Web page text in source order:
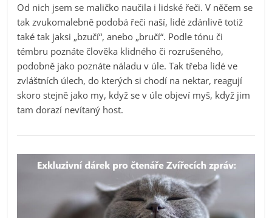
Od nich jsem se maličko naučila i lidské řeči. V něčem se
tak zvukomalebně podobá řeči naší, lidé zdánlivě totiž
také tak jaksi „bzučí“, anebo „bručí“. Podle tónu či
témbru poznáte člověka klidného či rozrušeného,
podobně jako poznáte náladu v úle. Tak třeba lidé ve
zvláštních úlech, do kterých si chodí na nektar, reagují
skoro stejně jako my, když se v úle objeví myš, když jim
tam dorazí nevítaný host.